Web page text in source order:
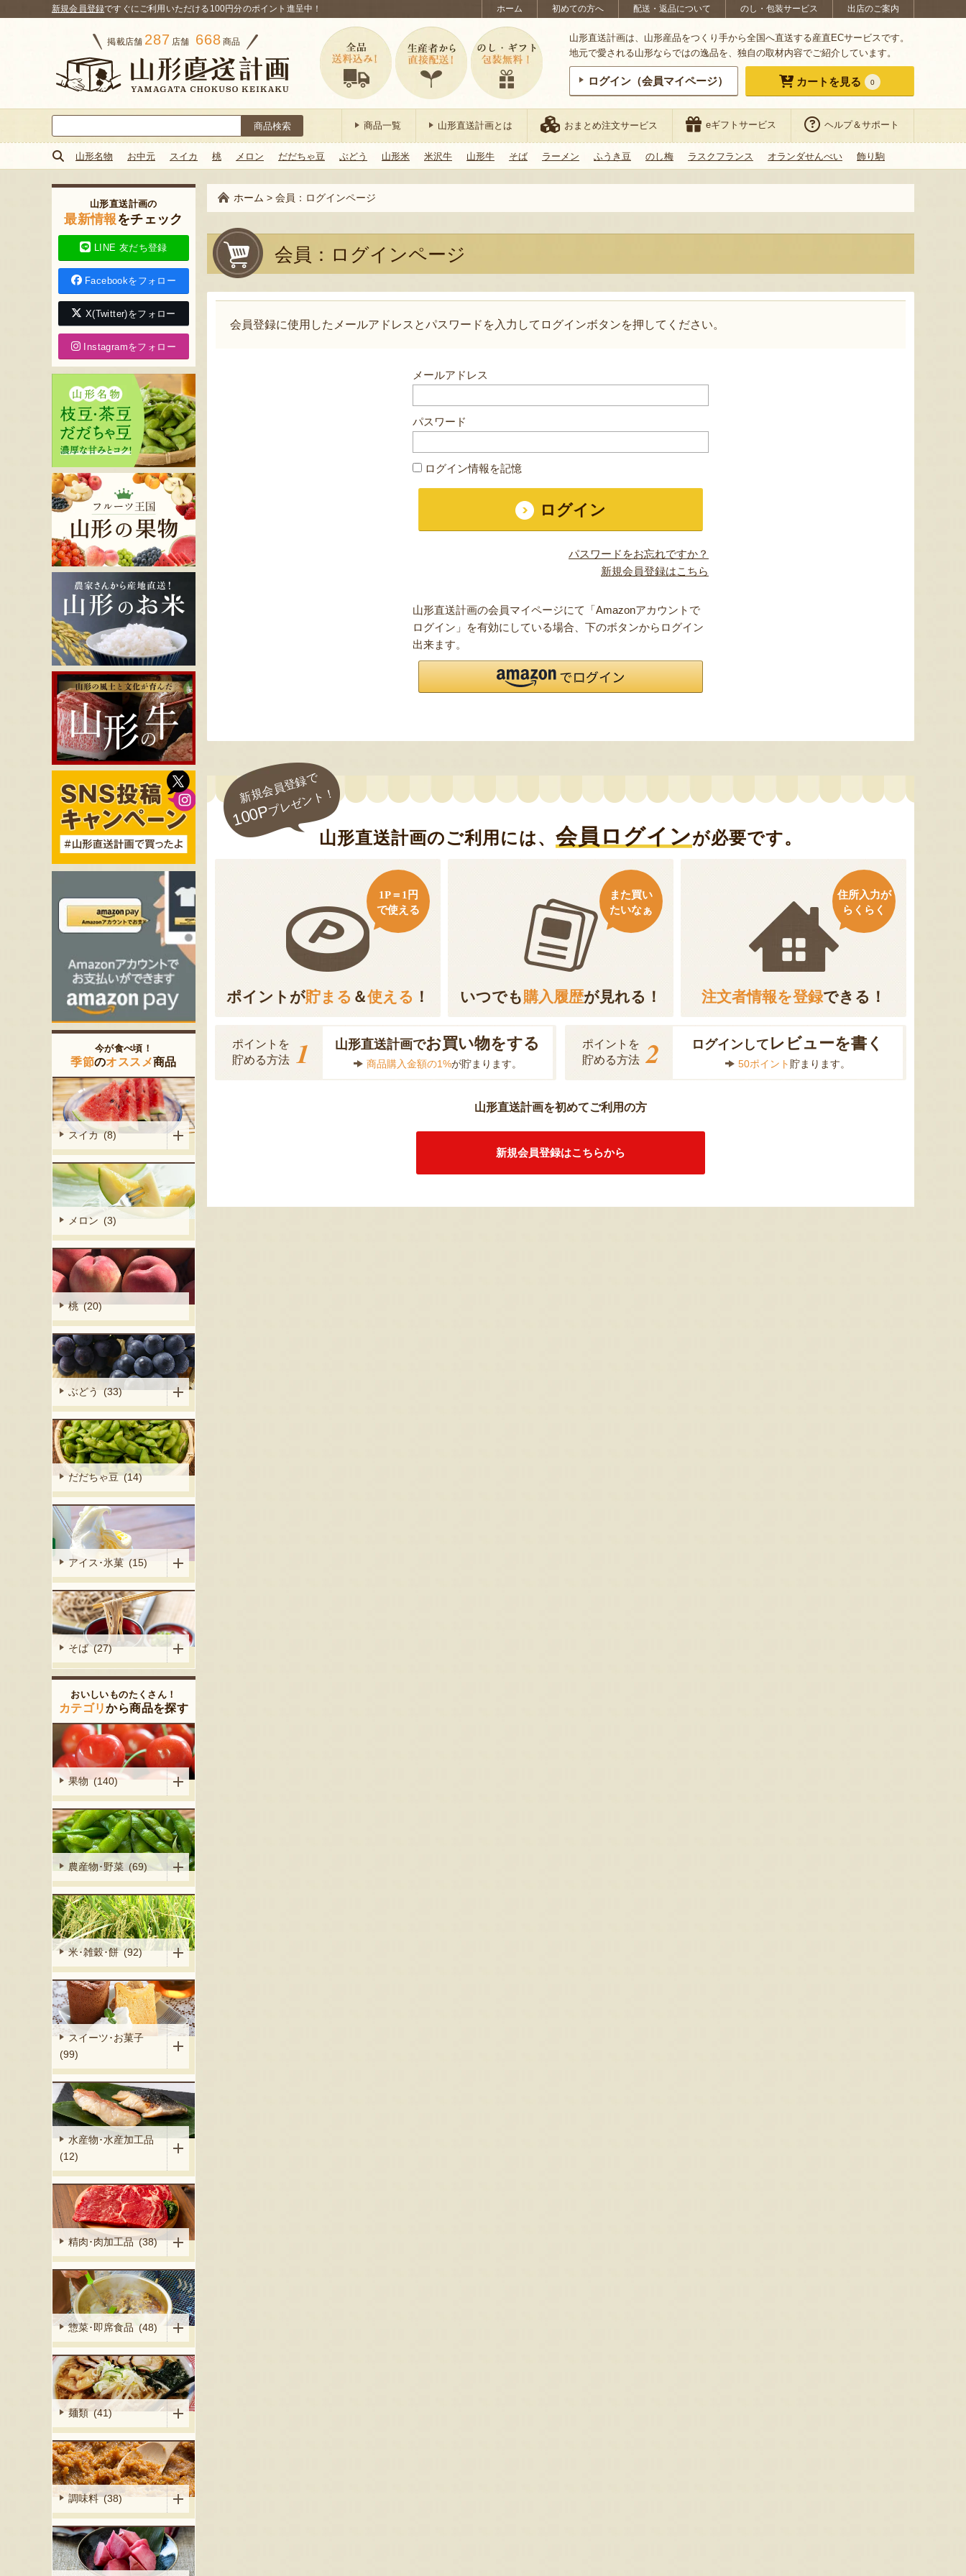
ホーム 初めての方へ 配送・返品について のし・包装サービス 出店のご案内
新規会員登録ですぐにご利用いただける100円分のポイント進呈中！
掲載店舗 287 店舗 668 商品
山形直送計画は、山形産品をつくり手から全国へ直送する産直ECサービスです。
地元で愛される山形ならではの逸品を、独自の取材内容でご紹介しています。
ログイン（会員マイページ） カートを見る 0
索:
商品一覧 山形直送計画とは おまとめ注文サービス eギフトサービス ヘルプ＆サポート
山形名物 お中元 スイカ 桃 メロン だだちゃ豆 ぶどう 山形米 米沢牛 山形牛 そば ラーメン ふうき豆 のし梅 ラスクフランス オランダせんべい 飾り駒
ホーム > 会員：ログインページ
会員：ログインページ
会員登録に使用したメールアドレスとパスワードを入力してログインボタンを押してください。
メールアドレス
パスワード
ログイン情報を記憶
パスワードをお忘れですか？
新規会員登録はこちら
山形直送計画の会員マイページにて「Amazonアカウントで
ログイン」を有効にしている場合、下のボタンからログイン
出来ます。
新規会員登録で
100Pプレゼント！
山形直送計画のご利用には、 会員ログインが必要です。
ポイントが貯まる ＆使える ！
1P＝1円
で使える
いつでも購入履歴が見れる！
また買い
たいなぁ
注文者情報を登録できる！
住所入力が
らくらく
ポイントを
貯める方法 1 山形直送計画でお買い物をする
商品購入金額の1%が貯まります。
ポイントを
貯める方法 2 ログインして レビューを書く
50ポイント 貯まります。
山形直送計画を初めてご利用の方
新規会員登録はこちらから
山形直送計画の
最新情報をチェック
LINE 友だち登録
Facebookをフォロー
X(Twitter)をフォロー
Instagramをフォロー
今が食べ頃！
季節のオススメ商品
スイカ (8)
メロン (3)
桃 (20)
ぶどう (33)
だだちゃ豆 (14)
アイス･氷菓 (15)
そば (27)
おいしいものたくさん！
カテゴリから商品を探す
果物 (140)
農産物･野菜 (69)
米･雑穀･餅 (92)
スイーツ･お菓子
(99)
水産物･水産加工品
(12)
精肉･肉加工品 (38)
惣菜･即席食品 (48)
麺類 (41)
調味料 (38)